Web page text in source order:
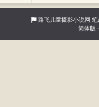
路飞儿童摄影小说网 笔
简体版 ·